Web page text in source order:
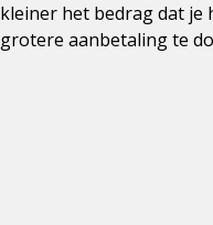
kleiner het bedrag dat je
grotere aanbetaling te